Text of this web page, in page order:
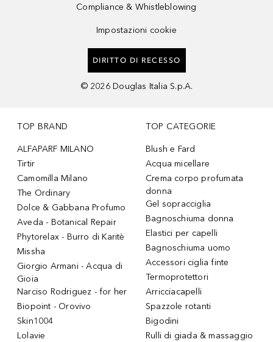
Compliance & Whistleblowing
Impostazioni cookie
DIRITTO DI RECESSO
© 2026 Douglas Italia S.p.A.
TOP BRAND
ALFAPARF MILANO
Tirtir
Camomilla Milano
The Ordinary
Dolce & Gabbana Profumo
Aveda - Botanical Repair
Phytorelax - Burro di Karitè
Missha
Giorgio Armani - Acqua di
Gioia
Narciso Rodriguez - for her
Biopoint - Orovivo
Skin1004
Lolavie
TOP CATEGORIE
Blush e Fard
Acqua micellare
Crema corpo profumata
donna
Gel sopracciglia
Bagnoschiuma donna
Elastici per capelli
Bagnoschiuma uomo
Accessori ciglia finte
Termoprotettori
Arricciacapelli
Spazzole rotanti
Bigodini
Rulli di giada & massaggio